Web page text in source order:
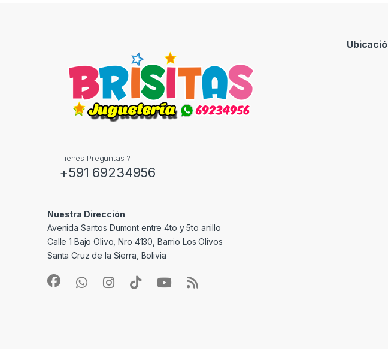
Tienes Preguntas ?
+591 69234956
Nuestra Dirección
Avenida Santos Dumont entre 4to y 5to anillo
Calle 1 Bajo Olivo, Nro 4130, Barrio Los Olivos
Santa Cruz de la Sierra, Bolivia